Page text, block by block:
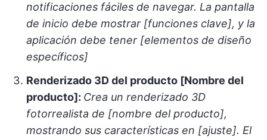
notificaciones fáciles de navegar. La pantalla
de inicio debe mostrar [funciones clave], y la
aplicación debe tener [elementos de diseño
específicos]
Renderizado 3D del producto [Nombre del
producto]: Crea un renderizado 3D
fotorrealista de [nombre del producto],
mostrando sus características en [ajuste]. El